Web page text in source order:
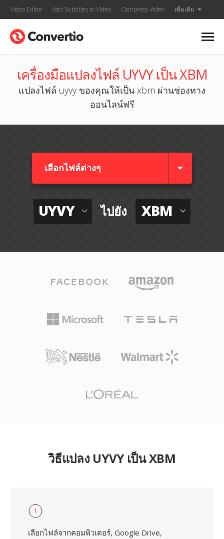
Video Editor Add Subtitles to Video Compress Video เพิ่มเติม
เครื่องมือแปลงไฟล์ UYVY เป็น XBM
แปลงไฟล์ uyvy ของคุณให้เป็น xbm ผ่านช่องทาง
ออนไลน์ฟรี
เลือกไฟล์ต่างๆ​
UYVY ไปยัง XBM
วิธีแปลง UYVY เป็น XBM
1
เลือกไฟล์จากคอมพิวเตอร์, Google Drive,